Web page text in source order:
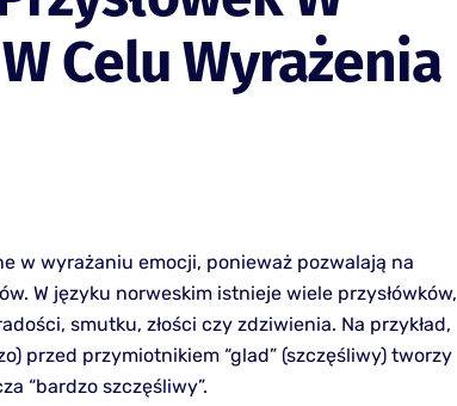
Celu Wyrażenia
w wyrażaniu emocji, ponieważ pozwalają na
W języku norweskim istnieje wiele przysłówków,
smutku, złości czy zdziwienia. Na przykład,
przed przymiotnikiem “glad” (szczęśliwy) tworzy
“bardzo szczęśliwy”.